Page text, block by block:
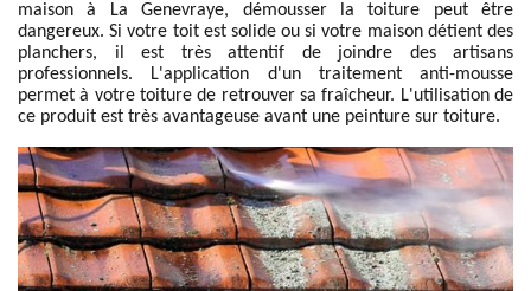
maison à La Genevraye, démousser la toiture peut être
dangereux. Si votre toit est solide ou si votre maison détient des
planchers, il est très attentif de joindre des artisans
professionnels. L'application d'un traitement anti-mousse
permet à votre toiture de retrouver sa fraîcheur. L'utilisation de
ce produit est très avantageuse avant une peinture sur toiture.